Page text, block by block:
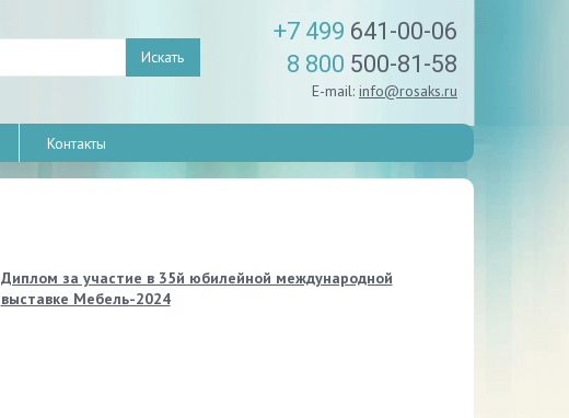
Искать
+7 499 641-00-06
8 800 500-81-58
E-mail: info@rosaks.ru
Контакты
Диплом за участие в 35й юбилейной международной
выставке Мебель-2024